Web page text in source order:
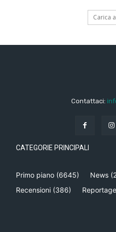
Carica
Contattaci:
CATEGORIE PRINCIPALI
Primo piano (6645) News
Recensioni (386) Reportage